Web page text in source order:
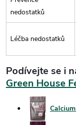
nedostatků
Léčba nedostatků
Podívejte se i
Green House
Calcium